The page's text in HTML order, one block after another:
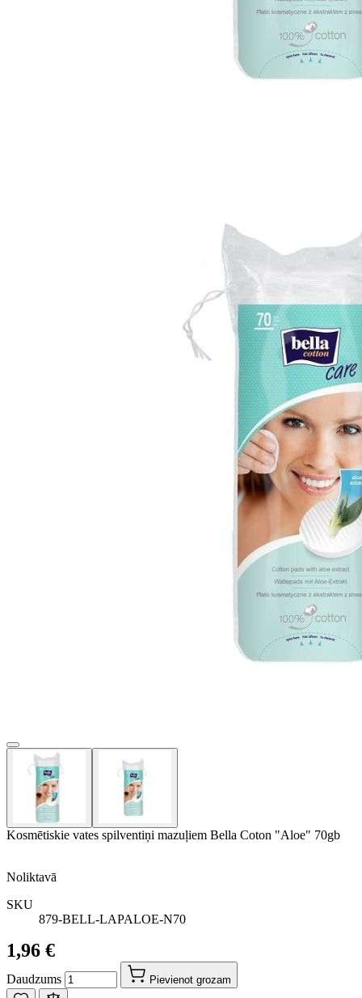
Kosmētiskie vates spilventiņi mazuļiem Bella Coton "Aloe" 70gb
Noliktavā
SKU
879-BELL-LAPALOE-N70
1,96 €
Daudzums Pievienot grozam